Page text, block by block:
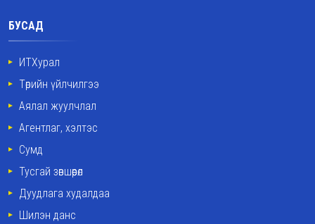
БУСАД
ИТХурал
Төрийн үйлчилгээ
Аялал жуулчлал
Агентлаг, хэлтэс
Сумд
Тусгай зөвшөөрөл
Дуудлага худалдаа
Шилэн данс